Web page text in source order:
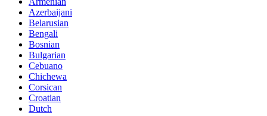
Azerbaijani
Belarusian
Bengali
Bosnian
Bulgarian
Cebuano
Chichewa
Corsican
Croatian
Dutch